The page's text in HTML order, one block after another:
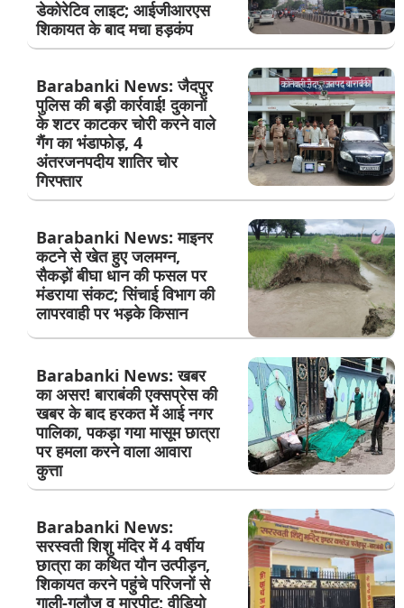
डेकोरेटिव लाइट; आईजीआरएस
शिकायत के बाद मचा हड़कंप
Barabanki News: जैदपुर
पुलिस की बड़ी कार्रवाई! दुकानों
के शटर काटकर चोरी करने वाले
गैंग का भंडाफोड़, 4
अंतरजनपदीय शातिर चोर
गिरफ्तार
Barabanki News: माइनर
कटने से खेत हुए जलमग्न,
सैकड़ों बीघा धान की फसल पर
मंडराया संकट; सिंचाई विभाग की
लापरवाही पर भड़के किसान
Barabanki News: खबर
का असर! बाराबंकी एक्सप्रेस की
खबर के बाद हरकत में आई नगर
पालिका, पकड़ा गया मासूम छात्रा
पर हमला करने वाला आवारा
कुत्ता
Barabanki News:
सरस्वती शिशु मंदिर में 4 वर्षीय
छात्रा का कथित यौन उत्पीड़न,
शिकायत करने पहुंचे परिजनों से
गाली-गलौज व मारपीट; वीडियो